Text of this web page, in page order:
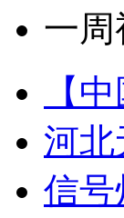
一周
【
河北
信号